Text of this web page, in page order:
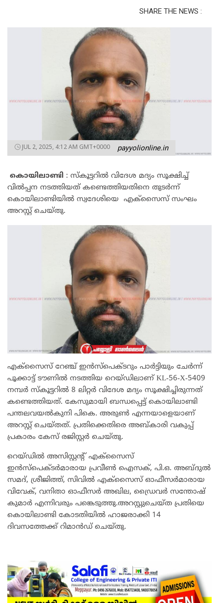
SHARE THE NEWS :
JUL 2, 2025, 4:12 AM GMT+0000 payyolionline.in
കൊയിലാണ്ടി : സ്കൂട്ടറിൽ വിദേശ മദ്യം സൂക്ഷിച്ച്
വിൽപ്പന നടത്തിയത് കണ്ടെത്തിയതിനെ തുടർന്ന്
കൊയിലാണ്ടിയിൽ സ്വദേശിയെ എക്‌സൈസ് സംഘം
അറസ്റ്റ് ചെയ്തു.
എക്‌സൈസ് റേഞ്ച് ഇൻസ്‌പെക്ടറും പാർട്ടിയും ചേർന്ന്
പൂക്കാട്ട് ടൗണിൽ നടത്തിയ റെയ്ഡിലാണ് KL-56-X-5409
നമ്പർ സ്കൂട്ടറിൽ 8 ലിറ്റർ വിദേശ മദ്യം സൂക്ഷിച്ചിരുന്നത്
കണ്ടെത്തിയത്. കേസുമായി ബന്ധപ്പെട്ട് കൊയിലാണ്ടി
പന്തലവയൽകുനി പികെ. അരുണ്‍ എന്നയാളെയാണ്
അറസ്റ്റ് ചെയ്തത്. പ്രതിക്കെതിരെ അബ്കാരി വകുപ്പ്
പ്രകാരം കേസ് രജിസ്റ്റർ ചെയ്തു.
റെയ്ഡിൽ അസിസ്റ്റന്റ് എക്‌സൈസ്
ഇൻസ്‌പെക്ടർമാരായ പ്രവീൺ ഐസക്, പി.ഒ. അബ്ദുൽ
സമദ്, ശ്രീജിത്ത്, സിവിൽ എക്‌സൈസ് ഓഫീസർമാരായ
വിവേക്, വനിതാ ഓഫീസർ അഖില, ഡ്രൈവർ സന്തോഷ്
കുമാർ എന്നിവരും പങ്കെടുത്തു.അറസ്റ്റുചെയ്ത പ്രതിയെ
കൊയിലാണ്ടി കോടതിയിൽ ഹാജരാക്കി 14
ദിവസത്തേക്ക് റിമാൻഡ് ചെയ്തു.